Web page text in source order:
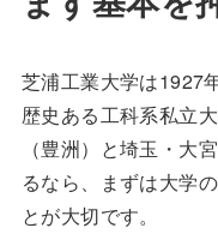
芝浦工業大学は1927
歴史ある工科系私立
（豊洲）と埼玉・大
るなら、まずは大学
とが大切です。